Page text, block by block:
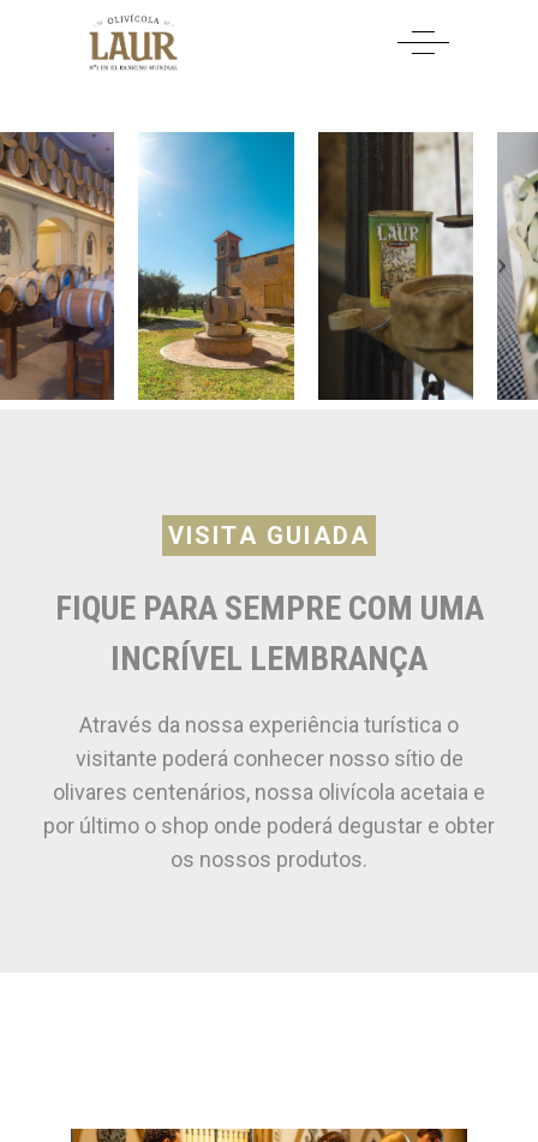
VISITA GUIADA
FIQUE PARA SEMPRE COM UMA
INCRÍVEL LEMBRANÇA
Através da nossa experiência turística o
visitante poderá conhecer nosso sítio de
olivares centenários, nossa olivícola acetaia e
por último o shop onde poderá degustar e obter
os nossos produtos.